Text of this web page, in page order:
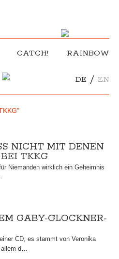
CATCH! RAINBOW
DE / EN
NICHT MIT DENEN A
TKKG
Niemanden wirklich ein Geheimnis
GABY-GLOCKNER-
CD, es stammt von Veronika
allem d…